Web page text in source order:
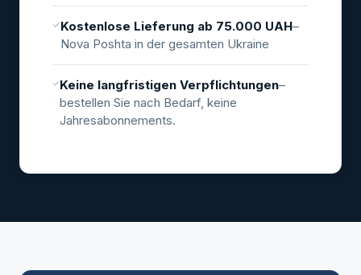
Kostenlose Lieferung ab 75.000 UAH–
Nova Poshta in der gesamten Ukraine
Keine langfristigen Verpflichtungen–
bestellen Sie nach Bedarf, keine
Jahresabonnements.